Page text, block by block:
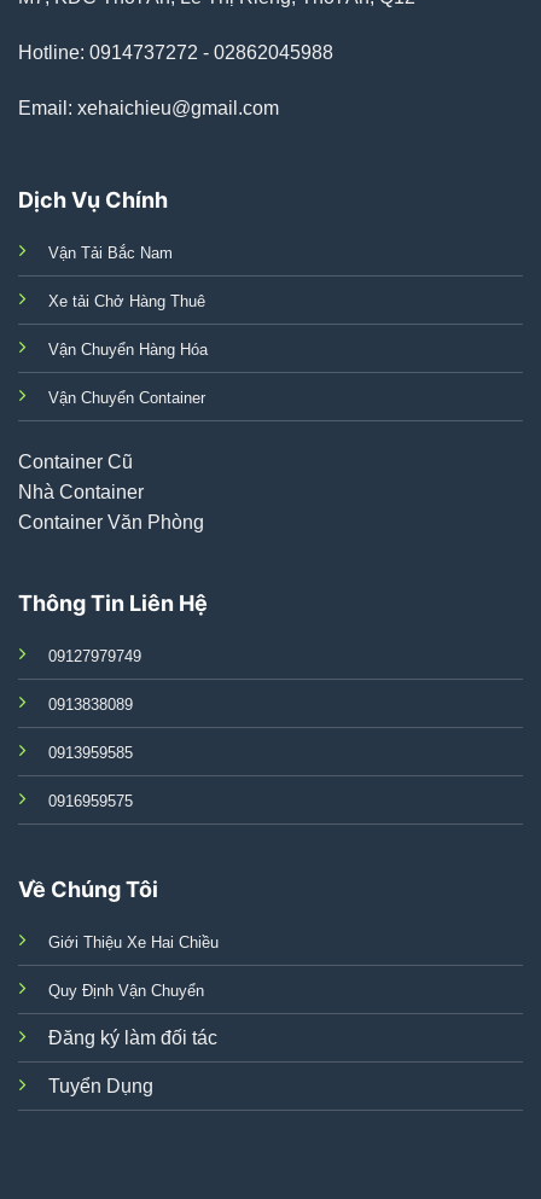
Hotline: 0914737272 - 02862045988
Email: xehaichieu@gmail.com
Dịch Vụ Chính
Vận Tải Bắc Nam
Xe tải Chở Hàng Thuê
Vận Chuyển Hàng Hóa
Vận Chuyển Container
Container Cũ
Nhà Container
Container Văn Phòng
Thông Tin Liên Hệ
09127979749
0913838089
0913959585
0916959575
Về Chúng Tôi
Giới Thiệu Xe Hai Chiều
Quy Định Vận Chuyển
Đăng ký làm đối tác
Tuyển Dụng